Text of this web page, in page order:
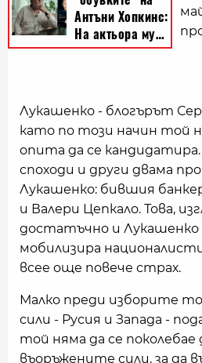
Лукашенко - блогърът
като по този начин той
опита да се
споходи и други двама
Лукашенко: бившия
и Валери Цепкало. Това,
достатъчно и
мобилизира
всее още повече страх.
Малко преди изборите
сили - Русия и Запада -
той няма да се поколебае
въоръжените сили, за да